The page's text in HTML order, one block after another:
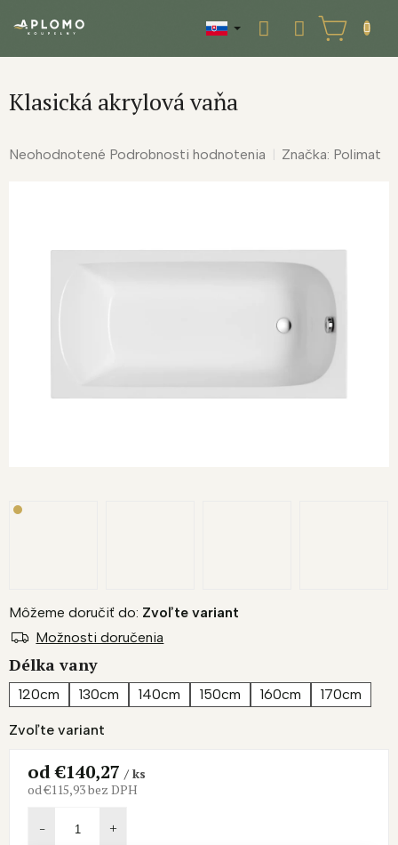
NÁKUPNÝ
KOŠÍK
Klasická akrylová vaňa
Priemerné
Neohodnotené Podrobnosti hodnotenia Značka: Polimat
Zvoľte variant
Môžeme doručiť do: Zvoľte variant
Možnosti doručenia
Délka vany
120cm 130cm 140cm 150cm 160cm 170cm
od€140,27 / ks
od€115,93bez DPH